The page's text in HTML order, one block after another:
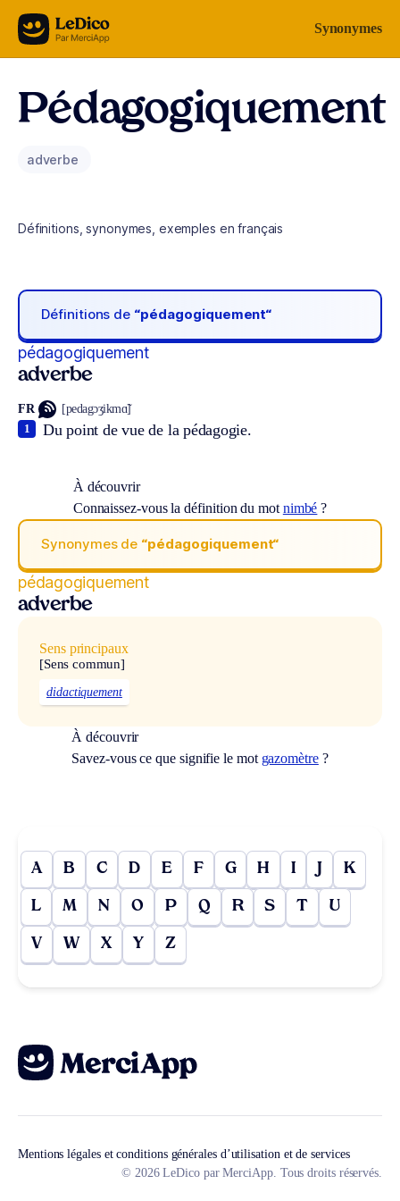
Aller au contenu Synonymes
Pédagogiquement
adverbe
Définitions, synonymes, exemples en français
Définitions de “pédagogiquement“
pédagogiquement
adverbe
FR [pedagɔʒikmɑ̃]
Du point de vue de la pédagogie.
1
À découvrir
Connaissez-vous la définition du mot nimbé ?
Synonymes de “pédagogiquement“
pédagogiquement
adverbe
Sens principaux
[Sens commun]
didactiquement
À découvrir
Savez-vous ce que signifie le mot gazomètre?
A B C D E F G H I J K
L M N O P Q R S T U
V W X Y Z
Mentions légales et conditions générales d’utilisation et de services
© 2026 LeDico par MerciApp. Tous droits réservés.